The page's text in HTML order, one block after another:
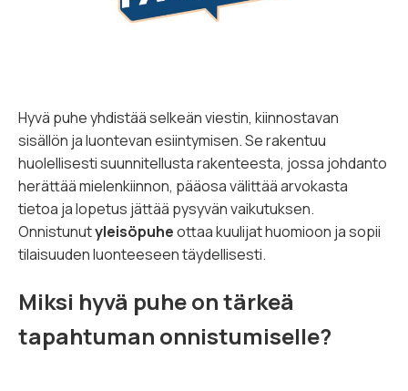
Hyvä puhe yhdistää selkeän viestin, kiinnostavan
sisällön ja luontevan esiintymisen. Se rakentuu
huolellisesti suunnitellusta rakenteesta, jossa johdanto
herättää mielenkiinnon, pääosa välittää arvokasta
tietoa ja lopetus jättää pysyvän vaikutuksen.
Onnistunutyleisöpuheottaa kuulijat huomioon ja sopii
tilaisuuden luonteeseen täydellisesti.
Miksi hyvä puhe on tärkeä
tapahtuman onnistumiselle?